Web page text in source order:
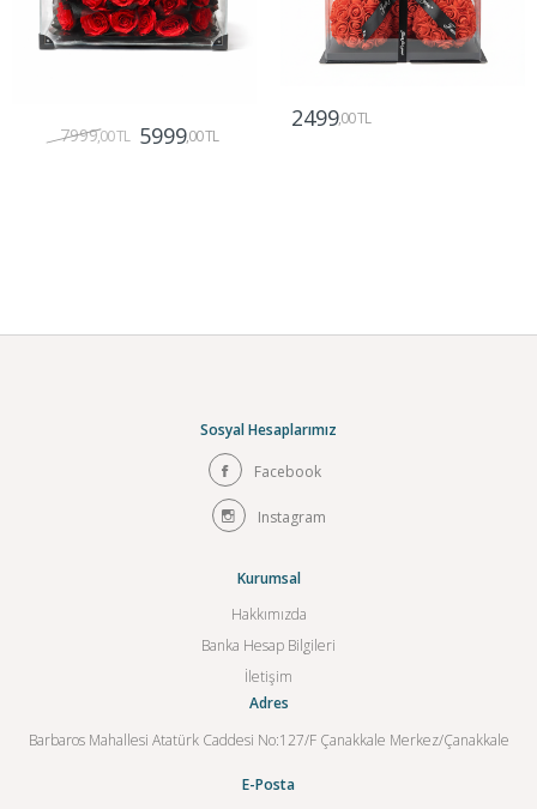
7999,00 TL 5999,00 TL
2499,00 TL
Sosyal Hesaplarımız
Facebook
Instagram
Kurumsal
Hakkımızda
Banka Hesap Bilgileri
İletişim
Adres
Barbaros Mahallesi Atatürk Caddesi No:127/F Çanakkale Merkez/Çanakkale
E-Posta